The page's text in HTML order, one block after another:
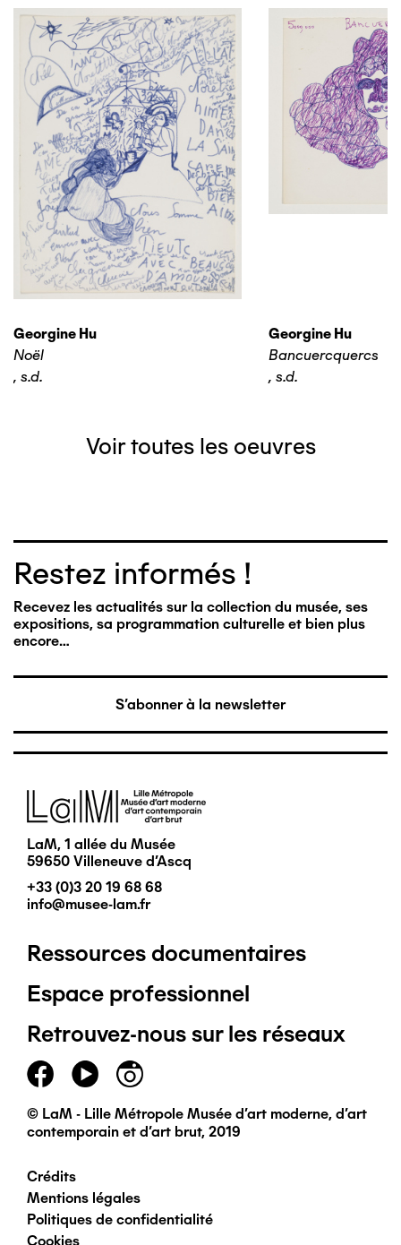
Georgine Hu
Noël
, s.d.
Georgine Hu
Bancuercquercs
, s.d.
Voir toutes les oeuvres
Restez informés !
Recevez les actualités sur la collection du musée, ses
expositions, sa programmation culturelle et bien plus
encore…
S'abonner à la newsletter
Image
LaM, 1 allée du Musée
59650 Villeneuve d'Ascq
+33 (0)3 20 19 68 68
info@musee-lam.fr
Pied
de
page
principal
Ressources documentaires
Espace professionnel
Retrouvez-nous sur les réseaux
© LaM - Lille Métropole Musée d'art moderne, d'art
contemporain et d'art brut, 2019
Pied
de
Crédits
Mentions légales
Politiques de confidentialité
Cookies